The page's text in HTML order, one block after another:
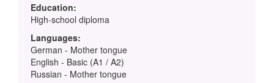
Education:
High-school diploma
Languages:
German - Mother tongue
English - Basic (A1 / A2)
Russian - Mother tongue